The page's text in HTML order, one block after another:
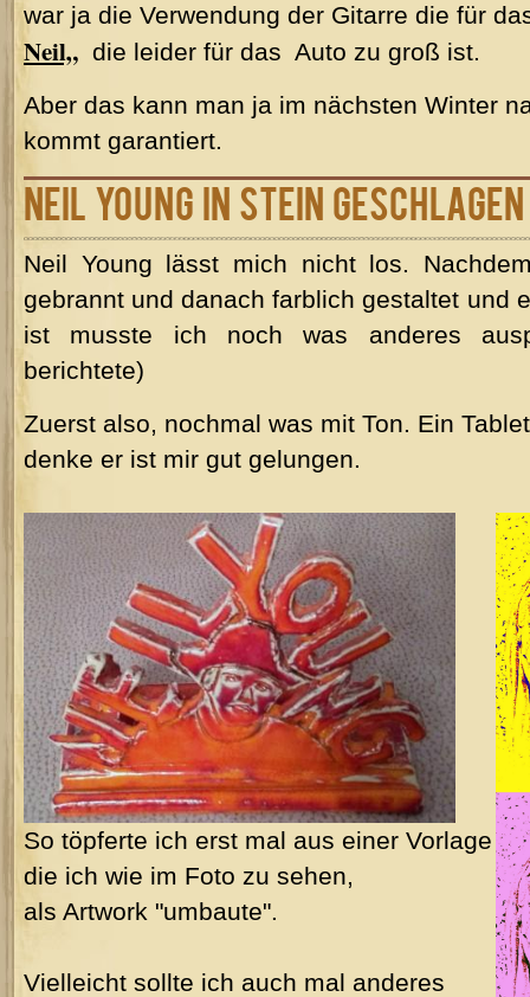
war ja die Verwendung der Gitarre die für
Neil„ die leider für das Auto zu groß ist.
Aber das kann man ja im nächsten Winter
kommt garantiert.
NEIL YOUNG in Stein geschlagen
Neil Young lässt mich nicht los.
gebrannt und danach farblich gestaltet und
ist musste ich noch was anderes
berichtete)
Zuerst also, nochmal was mit Ton. Ein
denke er ist mir gut gelungen.
So töpferte ich erst mal aus einer Vorlage
die ich wie im Foto zu sehen,
als Artwork "umbaute".
Vielleicht sollte ich auch mal anderes